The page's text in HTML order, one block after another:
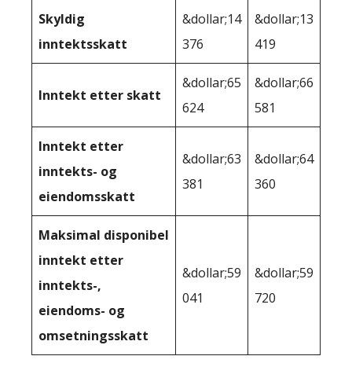
Skyldig
inntektsskatt
&dollar;14
376
&dollar;13
419
Inntekt etter skatt
&dollar;65
624
&dollar;66
581
Inntekt etter
inntekts- og
eiendomsskatt
&dollar;63
381
&dollar;64
360
Maksimal disponibel
inntekt etter
inntekts-,
eiendoms- og
omsetningsskatt
&dollar;59
041
&dollar;59
720